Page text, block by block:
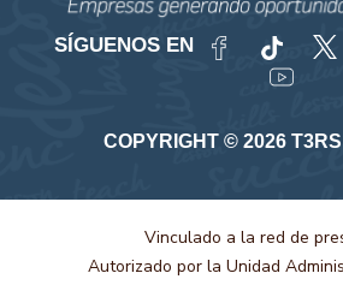
SÍGUENOS EN
COPYRIGHT © 2026
Vinculado a la red de
Autorizado por la Unidad